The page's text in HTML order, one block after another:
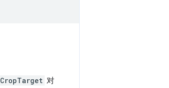
CropTarget 对